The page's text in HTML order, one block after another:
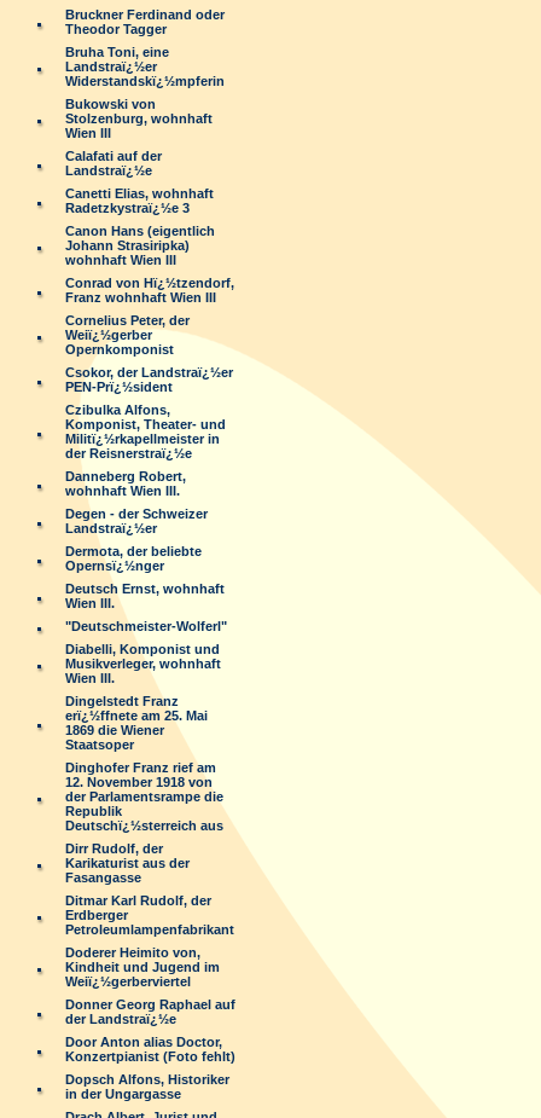
Bruckner Ferdinand oder
Theodor Tagger
Bruha Toni, eine
Landstraï¿½er
Widerstandskï¿½mpferin
Bukowski von
Stolzenburg, wohnhaft
Wien III
Calafati auf der
Landstraï¿½e
Canetti Elias, wohnhaft
Radetzkystraï¿½e 3
Canon Hans (eigentlich
Johann Strasiripka)
wohnhaft Wien III
Conrad von Hï¿½tzendorf,
Franz wohnhaft Wien III
Cornelius Peter, der
Weiï¿½gerber
Opernkomponist
Csokor, der Landstraï¿½er
PEN-Prï¿½sident
Czibulka Alfons,
Komponist, Theater- und
Militï¿½rkapellmeister in
der Reisnerstraï¿½e
Danneberg Robert,
wohnhaft Wien III.
Degen - der Schweizer
Landstraï¿½er
Dermota, der beliebte
Opernsï¿½nger
Deutsch Ernst, wohnhaft
Wien III.
"Deutschmeister-Wolferl"
Diabelli, Komponist und
Musikverleger, wohnhaft
Wien III.
Dingelstedt Franz
erï¿½ffnete am 25. Mai
1869 die Wiener
Staatsoper
Dinghofer Franz rief am
12. November 1918 von
der Parlamentsrampe die
Republik
Deutschï¿½sterreich aus
Dirr Rudolf, der
Karikaturist aus der
Fasangasse
Ditmar Karl Rudolf, der
Erdberger
Petroleumlampenfabrikant
Doderer Heimito von,
Kindheit und Jugend im
Weiï¿½gerberviertel
Donner Georg Raphael auf
der Landstraï¿½e
Door Anton alias Doctor,
Konzertpianist (Foto fehlt)
Dopsch Alfons, Historiker
in der Ungargasse